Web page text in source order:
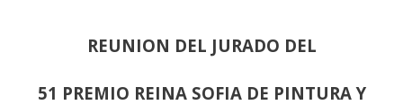
REUNION DEL JURADO DEL
51 PREMIO REINA SOFIA DE PINTURA Y